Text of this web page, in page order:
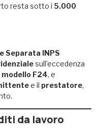
resta sotto i 5.000
Separata INPS
sull’eccedenza
modello F24, e
e il prestatore,
da lavoro